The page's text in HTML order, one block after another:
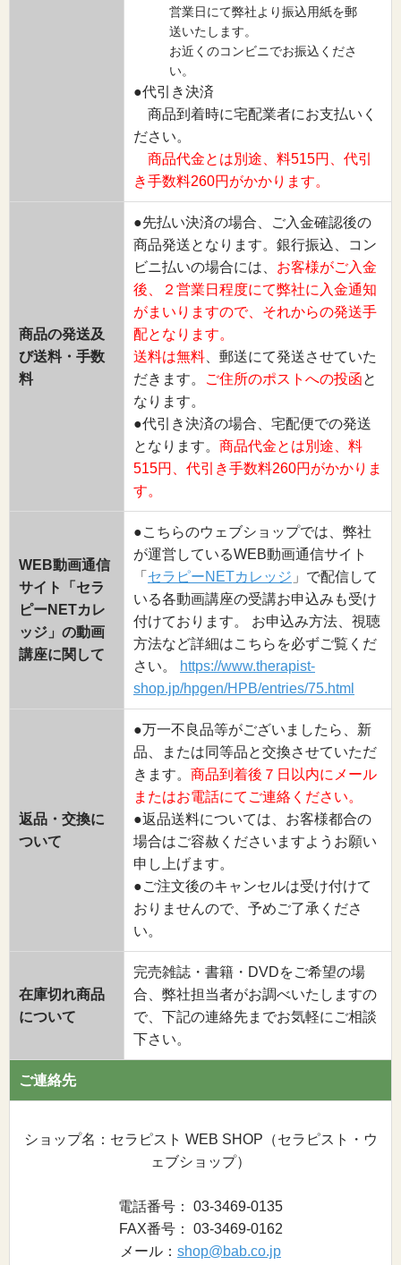
営業日にて弊社より振込用紙を郵
送いたします。
お近くのコンビニでお振込くださ
い。
●代引き決済
商品到着時に宅配業者にお支払いく
ださい。
商品代金とは別途、料515円、代引
き手数料260円がかかります。
商品の発送及
び送料・手数
料
●先払い決済の場合、ご入金確認後の
商品発送となります。銀行振込、コン
ビニ払いの場合には、 お客様がご入金
後、２営業日程度にて弊社に入金通知
がまいりますので、それからの発送手
配となります。
送料は無料 、郵送にて発送させていた
だきます。
ご住所のポストへの投函と
なります。
●代引き決済の場合、宅配便での発送
となります。 商品代金とは別途、料
515円、代引き手数料260円がかかりま
す。
WEB動画通信
サイト「セラ
ピーNETカレ
ッジ」の動画
講座に関して
●こちらのウェブショップでは、弊社
が運営しているWEB動画通信サイト
「 セラピーNETカレッジ 」で配信して
いる各動画講座の受講お申込みも受け
付けております。 お申込み方法、視聴
方法など詳細はこちらを必ずご覧くだ
さい。
https://www.therapist-
shop.jp/hpgen/HPB/entries/75.html
返品・交換に
ついて
●万一不良品等がございましたら、新
品、または同等品と交換させていただ
きます。 商品到着後７日以内にメール
またはお電話にてご連絡ください。
●返品送料については、お客様都合の
場合はご容赦くださいますようお願い
申し上げます。
●ご注文後のキャンセルは受け付けて
おりませんので、予めご了承くださ
い。
在庫切れ商品
について
完売雑誌・書籍・DVDをご希望の場
合、弊社担当者がお調べいたしますの
で、下記の連絡先までお気軽にご相談
下さい。
ご連絡先
ショップ名：セラピスト WEB SHOP（セラピスト・ウ
ェブショップ）
電話番号： 03-3469-0135
FAX番号： 03-3469-0162
メール： shop@bab.co.jp